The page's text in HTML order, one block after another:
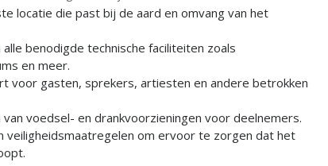
locatie die past bij de aard en omvang van het
benodigde technische faciliteiten zoals
en meer.
voor gasten, sprekers, artiesten en andere betrokken
voedsel- en drankvoorzieningen voor deelnemers.
veiligheidsmaatregelen om ervoor te zorgen dat het